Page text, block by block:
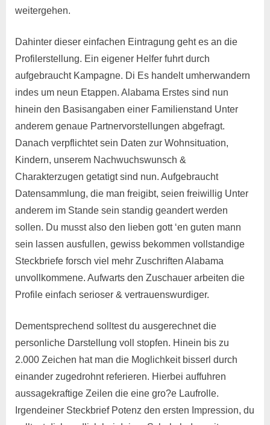
weitergehen.
Dahinter dieser einfachen Eintragung geht es an die
Profilerstellung. Ein eigener Helfer fuhrt durch
aufgebraucht Kampagne. Di Es handelt umherwandern
indes um neun Etappen. Alabama Erstes sind nun
hinein den Basisangaben einer Familienstand Unter
anderem genaue Partnervorstellungen abgefragt.
Danach verpflichtet sein Daten zur Wohnsituation,
Kindern, unserem Nachwuchswunsch &
Charakterzugen getatigt sind nun. Aufgebraucht
Datensammlung, die man freigibt, seien freiwillig Unter
anderem im Stande sein standig geandert werden
sollen. Du musst also den lieben gott ‘en guten mann
sein lassen ausfullen, gewiss bekommen vollstandige
Steckbriefe forsch viel mehr Zuschriften Alabama
unvollkommene. Aufwarts den Zuschauer arbeiten die
Profile einfach serioser & vertrauenswurdiger.
Dementsprechend solltest du ausgerechnet die
personliche Darstellung voll stopfen. Hinein bis zu
2.000 Zeichen hat man die Moglichkeit bisserl durch
einander zugedrohnt referieren. Hierbei auffuhren
aussagekraftige Zeilen die eine gro?e Laufrolle.
Irgendeiner Steckbrief Potenz den ersten Impression, du